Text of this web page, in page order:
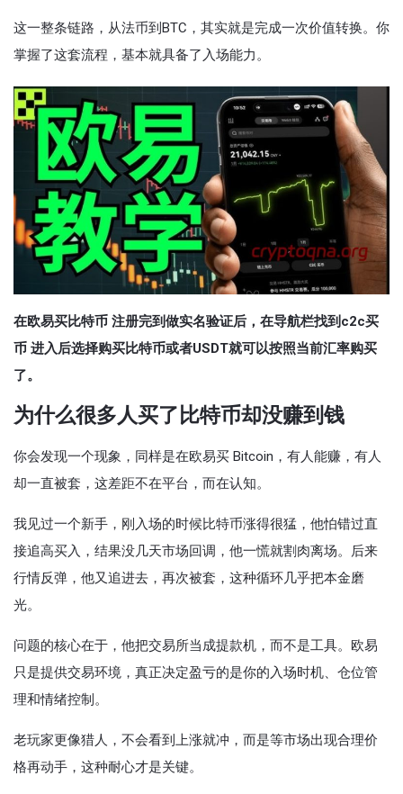
这一整条链路，从法币到BTC，其实就是完成一次价值转换。你
掌握了这套流程，基本就具备了入场能力。
在欧易买比特币 注册完到做实名验证后，在导航栏找到c2c买
币 进入后选择购买比特币或者USDT就可以按照当前汇率购买
了。
为什么很多人买了比特币却没赚到钱
你会发现一个现象，同样是在欧易买 Bitcoin，有人能赚，有人
却一直被套，这差距不在平台，而在认知。
我见过一个新手，刚入场的时候比特币涨得很猛，他怕错过直
接追高买入，结果没几天市场回调，他一慌就割肉离场。后来
行情反弹，他又追进去，再次被套，这种循环几乎把本金磨
光。
问题的核心在于，他把交易所当成提款机，而不是工具。欧易
只是提供交易环境，真正决定盈亏的是你的入场时机、仓位管
理和情绪控制。
老玩家更像猎人，不会看到上涨就冲，而是等市场出现合理价
格再动手，这种耐心才是关键。